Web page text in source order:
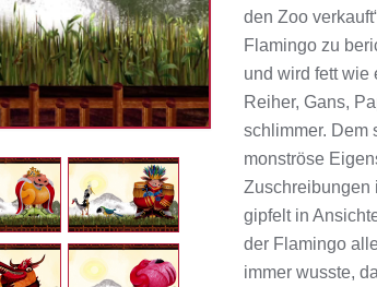
den Zoo
Flamingo zu
und wird fett wie
Reiher, Gans,
schlimmer. Dem
monströse
Zuschreibungen
gipfelt in
der Flamingo
immer wusste,